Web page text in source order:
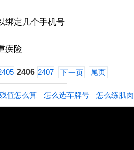
绑定几个手机号
疾险
2406 2407 下一页 尾页
值怎么算 怎么选车牌号 怎么练肌肉